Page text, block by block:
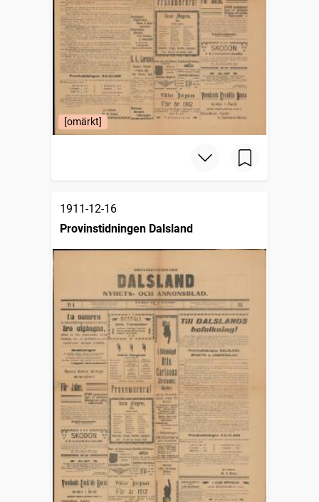
[omärkt]
1911-12-16
Provinstidningen Dalsland